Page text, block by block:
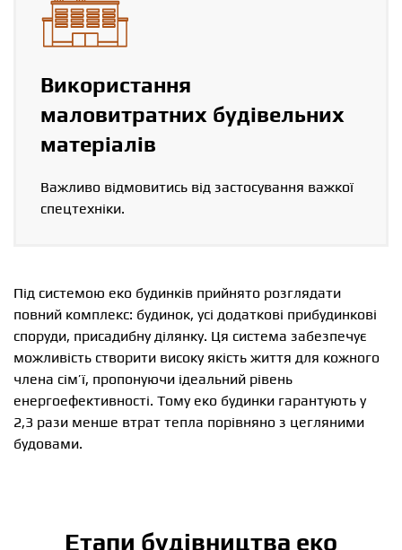
Використання
маловитратних будівельних
матеріалів
Важливо відмовитись від застосування важкої
спецтехніки.
Під системою еко будинків прийнято розглядати
повний комплекс: будинок, усі додаткові прибудинкові
споруди, присадибну ділянку. Ця система забезпечує
можливість створити високу якість життя для кожного
члена сім’ї, пропонуючи ідеальний рівень
енергоефективності. Тому еко будинки гарантують у
2,3 рази менше втрат тепла порівняно з цегляними
будовами.
Етапи будівництва еко